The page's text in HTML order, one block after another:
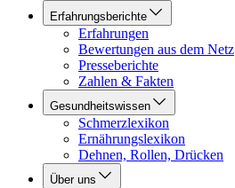
Erfahrungsberichte
Erfahrungen
Bewertungen aus dem Netz
Presseberichte
Zahlen & Fakten
Gesundheitswissen
Schmerzlexikon
Ernährungslexikon
Dehnen, Rollen, Drücken
Über uns